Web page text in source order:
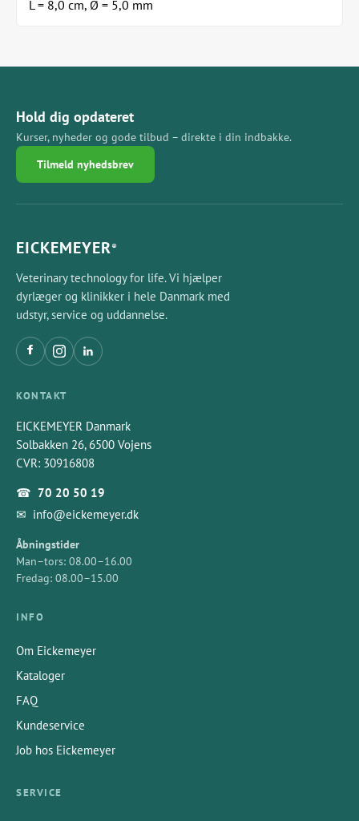
L = 8,0 cm, Ø = 5,0 mm
Hold dig opdateret
Kurser, nyheder og gode tilbud – direkte i din indbakke.
Tilmeld nyhedsbrev
EICKEMEYER®
Veterinary technology for life. Vi hjælper
dyrlæger og klinikker i hele Danmark med
udstyr, service og uddannelse.
KONTAKT
EICKEMEYER Danmark
Solbakken 26, 6500 Vojens
CVR: 30916808
☎ 70 20 50 19
✉ info@eickemeyer.dk
Åbningstider
Man–tors: 08.00–16.00
Fredag: 08.00–15.00
INFO
Om Eickemeyer
Kataloger
FAQ
Kundeservice
Job hos Eickemeyer
SERVICE